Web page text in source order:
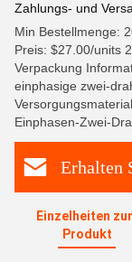
Zahlungs- und
Min Bestellmenge:
Preis: $27.00/units
Verpackung
einphasige zwei-
Einphasen-Zwei-
Erhalten
Einzelheiten
Produkt